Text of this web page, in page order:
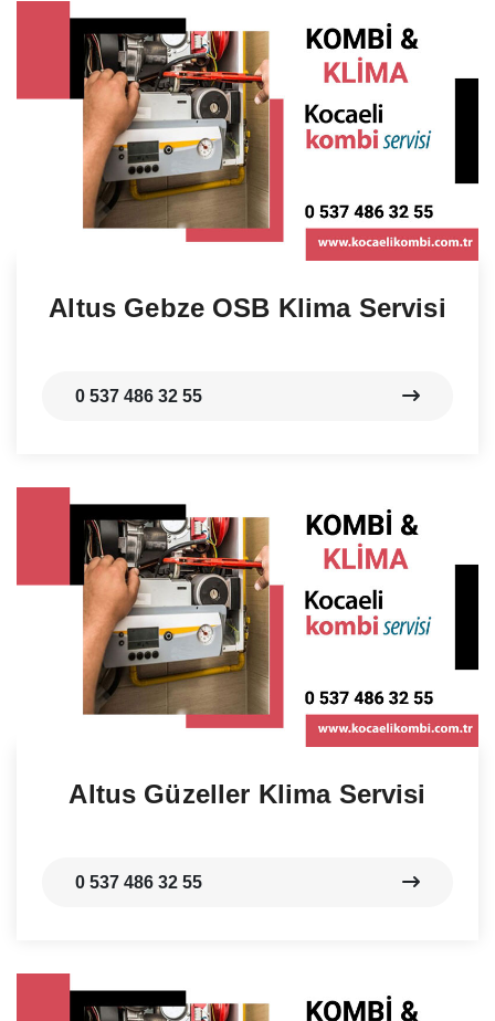
Altus Gebze OSB Klima Servisi
0 537 486 32 55
Altus Güzeller Klima Servisi
0 537 486 32 55